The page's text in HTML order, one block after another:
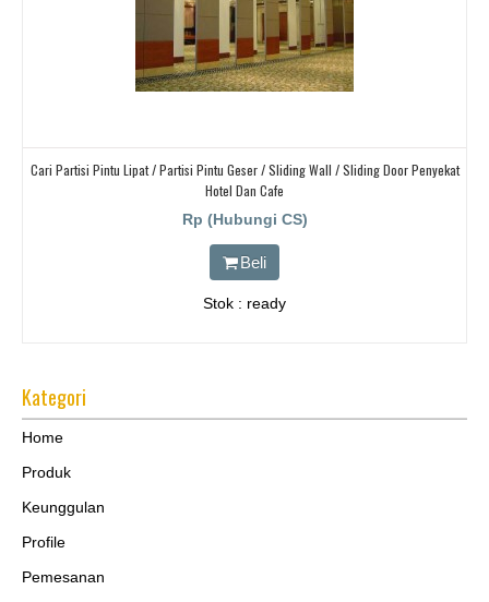
Cari Partisi Pintu Lipat / Partisi Pintu Geser / Sliding Wall / Sliding Door Penyekat
Hotel Dan Cafe
Rp (Hubungi CS)
Beli
Stok : ready
Kategori
Home
Produk
Keunggulan
Profile
Pemesanan